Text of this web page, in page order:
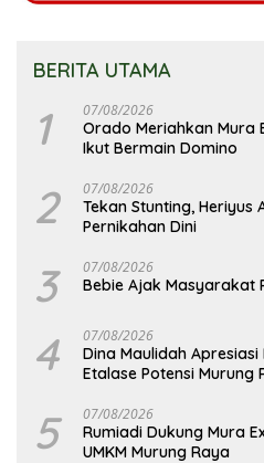
BERITA UTAMA
1 07/08/2026
Orado Meriahkan Mura
Ikut Bermain Domino
2 07/08/2026
Tekan Stunting,
Pernikahan Dini
3 07/08/2026
Bebie Ajak Masyarakat
4 07/08/2026
Dina Maulidah
Etalase Potensi Murung
5 07/08/2026
Rumiadi Dukung Mura
UMKM Murung Raya